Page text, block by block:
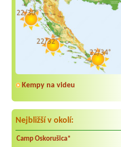
Kempy na videu
Nejbližší v okolí:
Camp Oskorušica*